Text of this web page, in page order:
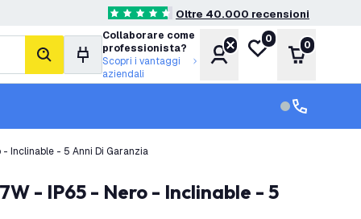
4.6 stelle di valutazione
Oltre 40.000 recensioni
cerca
Collaborare come
professionista?
Scopri i vantaggi
aziendali
AccountLista desideri
0
Carrello
0
Servizio
Assistenza
Inclinable - 5 Anni Di Garanzia